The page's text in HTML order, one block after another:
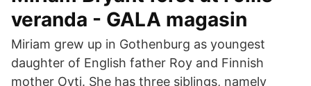
veranda - GALA magasin
Miriam grew up in Gothenburg as youngest
daughter of English father Roy and Finnish
mother Oyti. She has three siblings, namely